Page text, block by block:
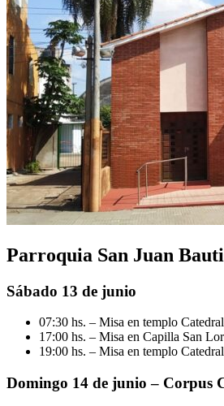
Parroquia San Juan
Sábado 13 de junio
07:30 hs. – Misa en templo
17:00 hs. – Misa en Capilla San
19:00 hs. – Misa en templo
Domingo 14 de junio – Corpus